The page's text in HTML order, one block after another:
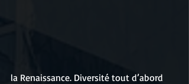
la Renaissance. Diversité tout d’abord